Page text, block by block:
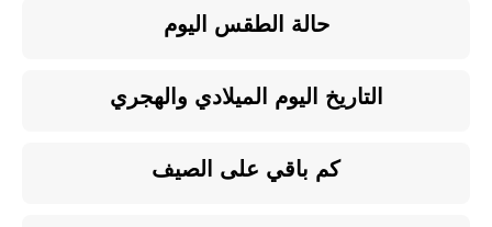
حالة الطقس اليوم
التاريخ اليوم الميلادي والهجري
كم باقي على الصيف